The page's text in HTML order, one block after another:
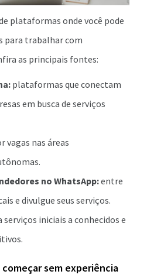
plataformas onde você pode
para trabalhar com
as principais fontes:
plataformas que conectam
em busca de serviços
vagas nas áreas
no WhatsApp:entre
e divulgue seus serviços.
serviços iniciais a conhecidos e
começar sem experiência